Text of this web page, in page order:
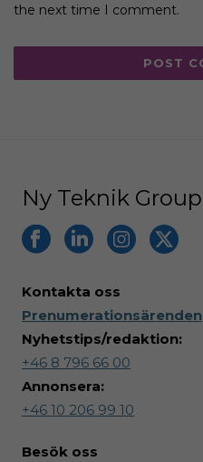
the next time I comment.
Ny Teknik Group
Kontakta oss
Prenumerationsärenden
Nyhetstips/redaktion:
+46 8 796 66 00
Annonsera:
+46 10 206 99 10
Besök oss